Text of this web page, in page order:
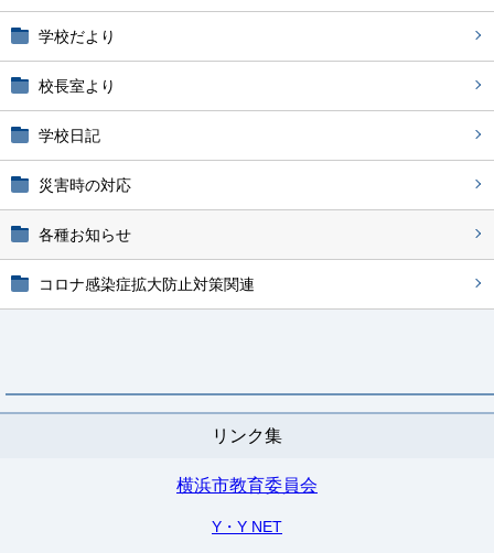
学校だより
校長室より
学校日記
災害時の対応
各種お知らせ
コロナ感染症拡大防止対策関連
リンク集
横浜市教育委員会
Y・Y NET